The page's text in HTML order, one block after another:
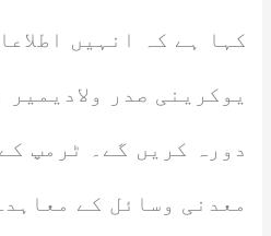
کہا ہے کہ انہیں
یوکرینی صدر
دورہ کریں گے۔ ٹرمپ
معدنی وسائل کے